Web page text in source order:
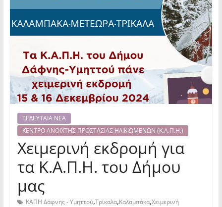
ΤΕΛΕΥΤΑΙΑ ΝΕΑ
ΚΕΝΤΡΟ ΑΝΟΙΧΤΗΣ ΠΡΟΣΤΑΣΙΑΣ ΗΛΙΚΙΩΜΕΝΩΝ (Κ.Α.Π.Η.)
Χειμερινή εκδρομή για
τα Κ.Α.Π.Η. του Δήμου
μας
ΚΑΠΗ Δάφνης - Υμηττού,Τρίκαλα,Καλαμπάκα,Χειμερινή